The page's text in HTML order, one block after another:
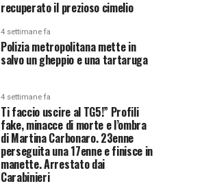
recuperato il prezioso cimelio
4 settimane fa
Polizia metropolitana mette in
salvo un gheppio e una tartaruga
4 settimane fa
Ti faccio uscire al TG5!” Profili
fake, minacce di morte e l’ombra
di Martina Carbonaro. 23enne
perseguita una 17enne e finisce in
manette. Arrestato dai
Carabinieri